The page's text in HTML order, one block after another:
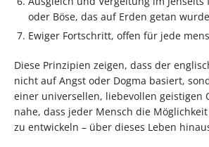
oder Böse, das auf Erden getan wurde
Ewiger Fortschritt, offen für jede
Diese Prinzipien zeigen, dass der
nicht auf Angst oder Dogma basiert,
einer universellen, liebevollen geistigen
nahe, dass jeder Mensch die
zu entwickeln – über dieses Leben